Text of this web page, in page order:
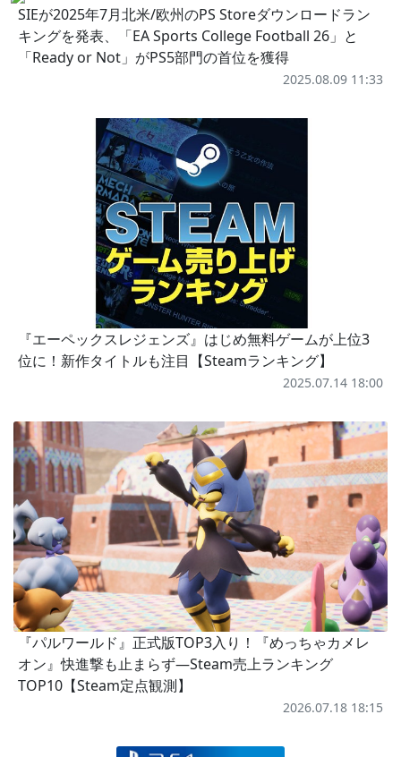
SIEが2025年7月北米/欧州のPS Storeダウンロードラン
キングを発表、「EA Sports College Football 26」と
「Ready or Not」がPS5部門の首位を獲得
2025.08.09 11:33
『エーペックスレジェンズ』はじめ無料ゲームが上位3
位に！新作タイトルも注目【Steamランキング】
2025.07.14 18:00
『パルワールド』正式版TOP3入り！『めっちゃカメレ
オン』快進撃も止まらず―Steam売上ランキング
TOP10【Steam定点観測】
2026.07.18 18:15